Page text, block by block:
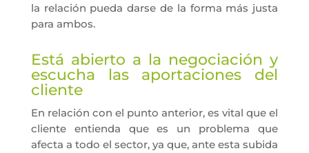
la relación pueda darse de la forma más justa
para ambos.
Está abierto a la negociación y
escucha las aportaciones del
cliente
En relación con el punto anterior, es vital que el
cliente entienda que es un problema que
afecta a todo el sector, ya que, ante esta subida